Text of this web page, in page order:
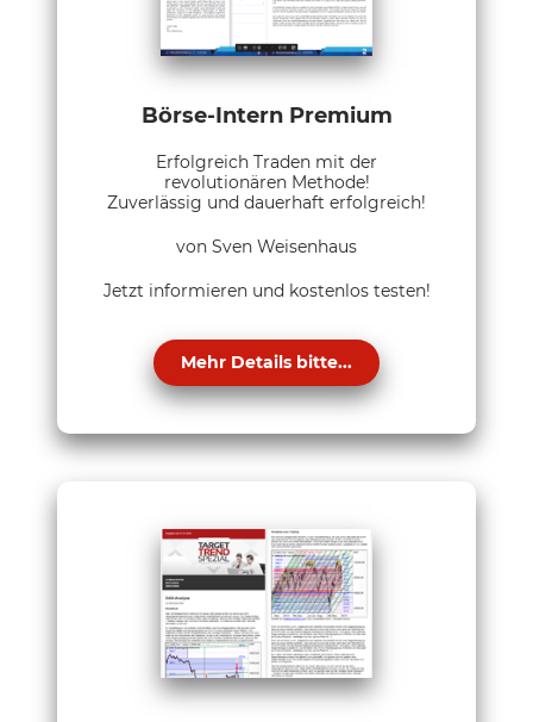
Börse-Intern Premium
Erfolgreich Traden mit der
revolutionären Methode!
Zuverlässig und dauerhaft erfolgreich!
von Sven Weisenhaus
Jetzt informieren und kostenlos testen!
Mehr Details bitte...